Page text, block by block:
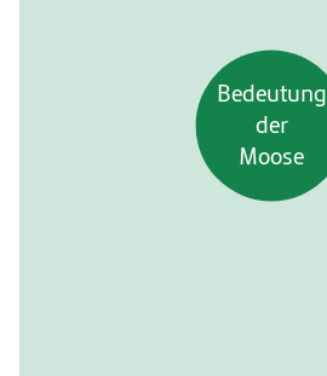
Bedeutung
der
Moose